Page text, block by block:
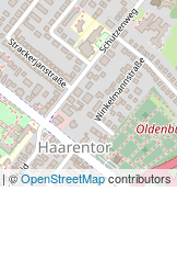
| ©OpenStreetMapcontributors